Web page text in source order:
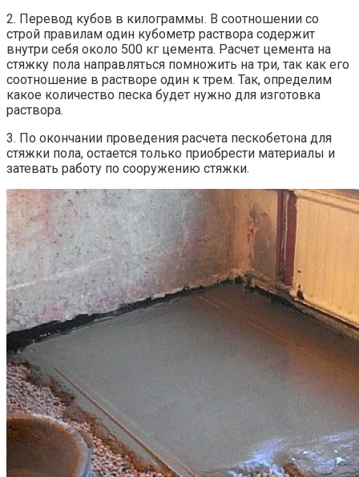
2. Перевод кубов в килограммы. В соотношении со
строй правилам один кубометр раствора содержит
внутри себя около 500 кг цемента. Расчет цемента на
стяжку пола направляться помножить на три, так как его
соотношение в растворе один к трем. Так, определим
какое количество песка будет нужно для изготовка
раствора.
3. По окончании проведения расчета пескобетона для
стяжки пола, остается только приобрести материалы и
затевать работу по сооружению стяжки.